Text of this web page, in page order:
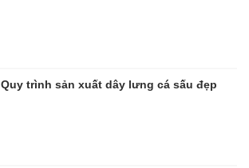
Quy trình sản xuất dây lưng cá sấu đẹp